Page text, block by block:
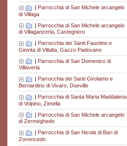
Parrocchia di San Michele arcangelo
di Villaga
| Parrocchia di San Michele arcangelo
di Villaganzerla, Castegnero
Parrocchia dei Santi Faustino e
Giovita di Villalta, Gazzo Padovano
| Parrocchia di San Domenico di
Villaverla
Parrocchia dei Santi Girolamo e
Bernardino di Vivaro, Dueville
| Parrocchia di Santa Maria Maddalena
di Volpino, Zimella
| Parrocchia di San Michele arcangelo
di Zermeghedo
| Parrocchia di San Nicola di Bari di
Zovencedo